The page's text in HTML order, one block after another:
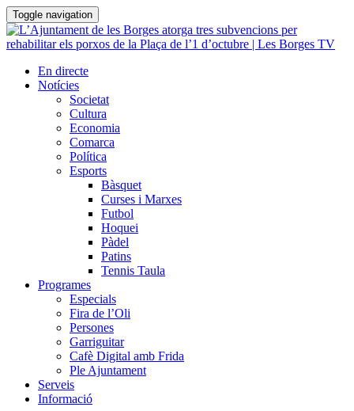
Toggle navigation
En directe
Notícies
Societat
Cultura
Economia
Comarca
Política
Esports
Bàsquet
Curses i Marxes
Futbol
Hoquei
Pàdel
Patins
Tennis Taula
Programes
Especials
Fira de l’Oli
Persones
Garriguitar
Cafè Digital amb Frida
Ple Ajuntament
Serveis
Informació